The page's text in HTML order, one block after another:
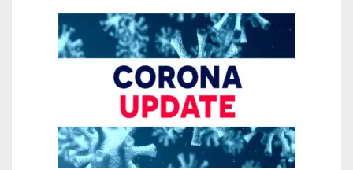
wi
tt
er
h
at
s
p
o
py
Li
n
k
el
e
gr
a
m